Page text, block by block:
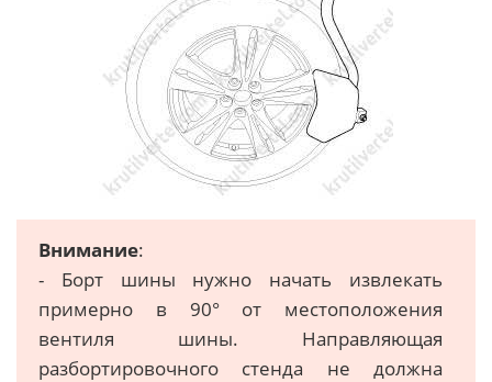
Внимание:
- Борт шины нужно начать извлекать
примерно в 90° от местоположения
вентиля шины. Направляющая
разбортировочного стенда не должна